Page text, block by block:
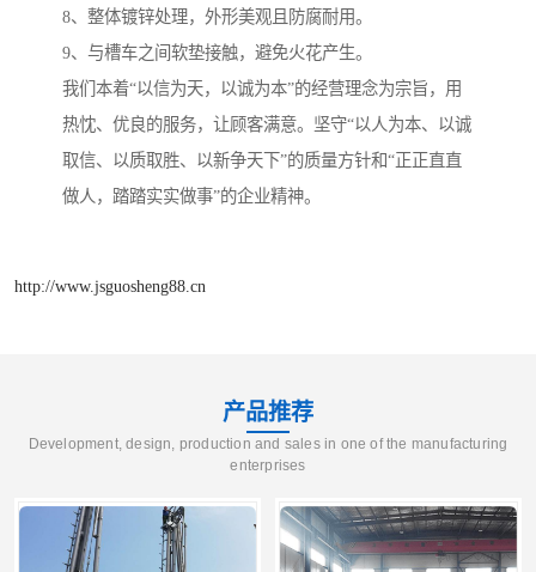
8、整体镀锌处理，外形美观且防腐耐用。
9、与槽车之间软垫接触，避免火花产生。
我们本着“以信为天，以诚为本”的经营理念为宗旨，用
热忱、优良的服务，让顾客满意。坚守“以人为本、以诚
取信、以质取胜、以新争天下”的质量方针和“正正直直
做人，踏踏实实做事”的企业精神。
http://www.jsguosheng88.cn
产品推荐
Development, design, production and sales in one of the manufacturing
enterprises